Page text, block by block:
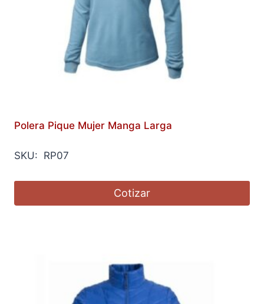
Polera Pique Mujer Manga Larga
SKU: RP07
Cotizar